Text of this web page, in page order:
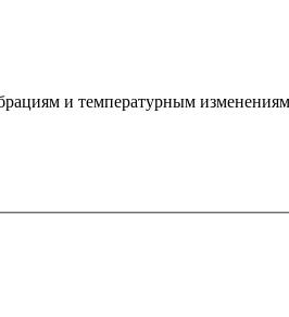
и температурным